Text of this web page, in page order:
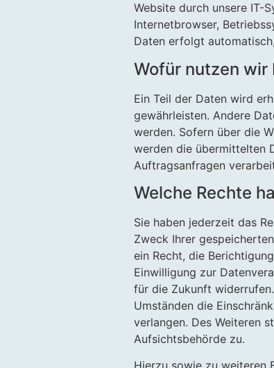
Website durch unsere IT-
Internetbrowser,
Daten erfolgt
Wofür nutzen wir
Ein Teil der Daten wird
gewährleisten. Andere
werden. Sofern über die
werden die übermittelten
Auftragsanfragen
Welche Rechte
Sie haben jederzeit das
Zweck Ihrer
ein Recht, die
Einwilligung zur
für die Zukunft
Umständen die
verlangen. Des Weiteren
Aufsichtsbehörde zu.